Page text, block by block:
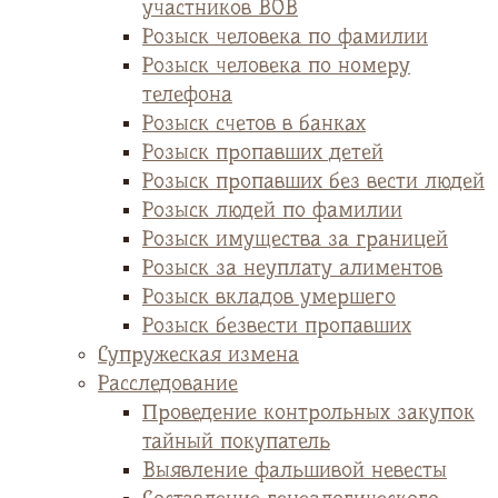
участников ВОВ
Розыск человека по фамилии
Розыск человека по номеру
телефона
Розыск счетов в банках
Розыск пропавших детей
Розыск пропавших без вести людей
Розыск людей по фамилии
Розыск имущества за границей
Розыск за неуплату алиментов
Розыск вкладов умершего
Розыск безвести пропавших
Супружеская измена
Расследование
Проведение контрольных закупок
тайный покупатель
Выявление фальшивой невесты